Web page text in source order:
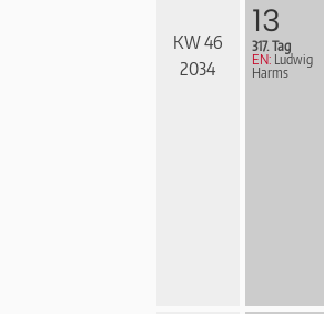
KW 46
2034
13
317. Tag
EN: Ludwig
Harms